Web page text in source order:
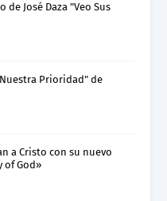
de José Daza "Veo Sus
Prioridad" de
a Cristo con su nuevo
of God»